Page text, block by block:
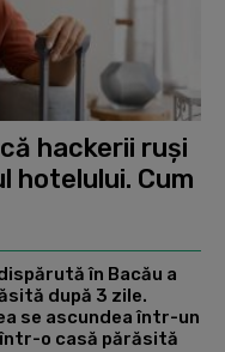
hackerii ruși
hotelului. Cum
în Bacău a
după 3 zile.
se ascundea într-un
o casă părăsită